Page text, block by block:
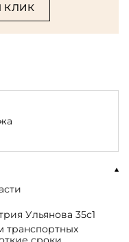
КЛИК
Ульянова 35с1
транспортных